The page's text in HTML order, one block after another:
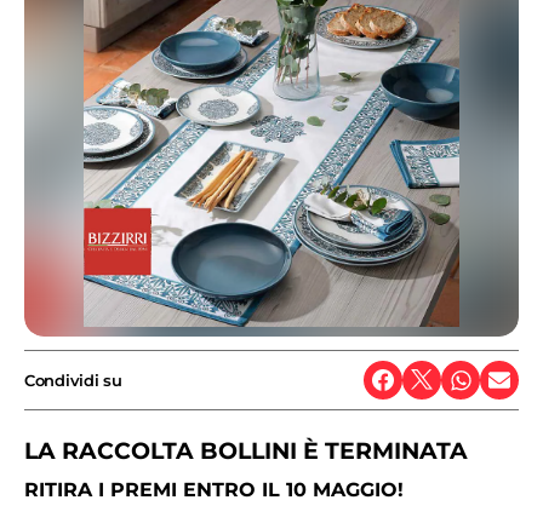
Condividi su
LA RACCOLTA BOLLINI È TERMINATA
RITIRA I PREMI ENTRO IL 10 MAGGIO!